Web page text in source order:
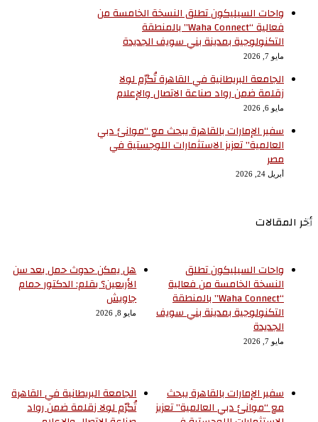
واحات السيليكون تطلق النسخة الخامسة من
فعالية “Waha Connect” بالمنطقة
التكنولوجية بمدينة بني سويف الجديدة
مايو 7, 2026
الجامعة البريطانية في القاهرة تُكرّم لولا
زقلمة ضمن رواد صناعة الاتصال والإعلام
مايو 6, 2026
سفير الإمارات بالقاهرة يبحث مع “موانئ دبي
العالمية” تعزيز الاستثمارات اللوجستية في
مصر
أبريل 24, 2026
أخر المقالات
هل يمكن حدوث حمل بعد سن
الأربعين؟ بقلم: الدكتور حمام
جاويش
مايو 8, 2026
واحات السيليكون تطلق
النسخة الخامسة من فعالية
“Waha Connect” بالمنطقة
التكنولوجية بمدينة بني سويف
الجديدة
مايو 7, 2026
الجامعة البريطانية في القاهرة
تُكرّم لولا زقلمة ضمن رواد
سفير الإمارات بالقاهرة يبحث
مع “موانئ دبي العالمية” تعزيز